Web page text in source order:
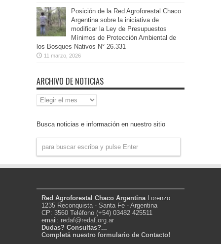
Posición de la Red Agroforestal Chaco
Argentina sobre la iniciativa de
modificar la Ley de Presupuestos
Mínimos de Protección Ambiental de
los Bosques Nativos N° 26.331
11 marzo, 2026
ARCHIVO DE NOTICIAS
Archivo
de
Busca noticias e información en nuestro sitio
Red Agroforestal Chaco ArgentinaLorenzo
1235 Reconquista - Santa Fe - Argentina
CP: 3560 Teléfono (+54) 03482 425511
email: redaf@redaf.org.ar
Dudas? Consultas?...
Completá nuestro formulario de Contacto!